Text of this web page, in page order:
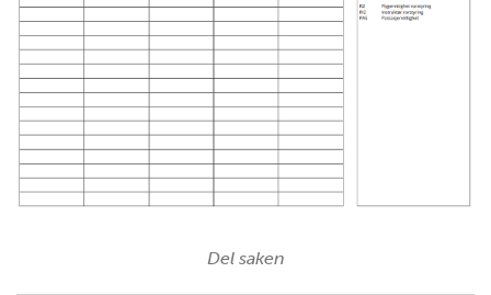
Del saken